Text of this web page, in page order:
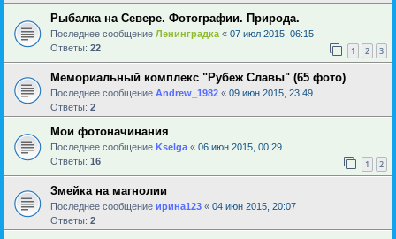
Рыбалка на Севере. Фотографии. Природа.
Последнее сообщение Ленинградка « 07 июл 2015, 06:15
Ответы: 22 1 2 3
Мемориальный комплекс "Рубеж Славы" (65 фото)
Последнее сообщение Andrew_1982 « 09 июн 2015, 23:49
Ответы: 2
Мои фотоначинания
Последнее сообщение Kselga « 06 июн 2015, 00:29
Ответы: 16 1 2
Змейка на магнолии
Последнее сообщение ирина123 « 04 июн 2015, 20:07
Ответы: 2